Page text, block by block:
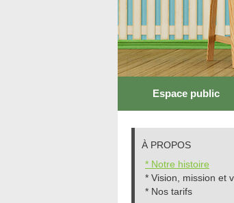
Espace public
À PROPOS
* Notre histoire
* Vision, mission et
* Nos tarifs